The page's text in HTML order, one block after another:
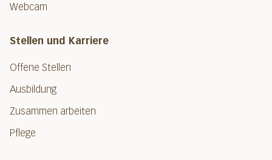
Webcam
Stellen und Karriere
Offene Stellen
Ausbildung
Zusammen arbeiten
Pflege